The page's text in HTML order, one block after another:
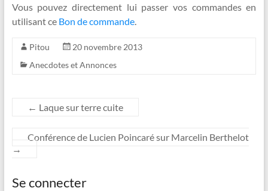
Vous pouvez directement lui passer vos commandes en
utilisant ce Bon de commande.
Pitou
20 novembre 2013
Anecdotes et Annonces
← Laque sur terre cuite
Conférence de Lucien Poincaré sur Marcelin Berthelot
→
Se connecter